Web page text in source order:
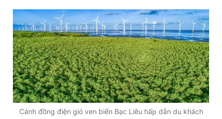
Cánh đồng điện gió ven biển Bạc Liêu hấp dẫn du khách